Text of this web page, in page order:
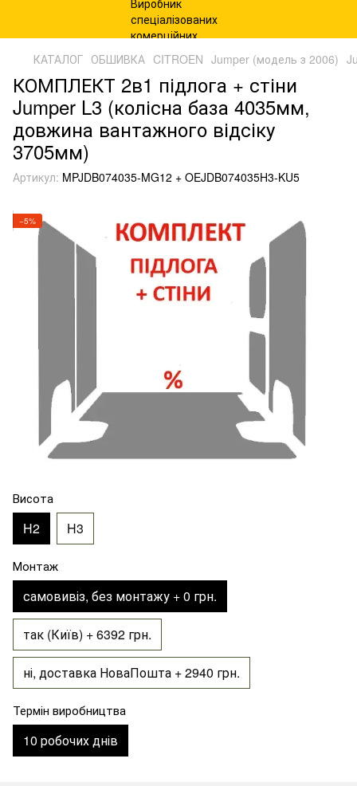
КАТАЛОГ ОБШИВКА CITROEN Jumper (модель з 2006)
КОМПЛЕКТ 2в1 підлога + стіни
Jumper L3 (колісна база 4035мм,
довжина вантажного відсіку
3705мм)
Артикул: MPJDB074035-MG12 + OEJDB074035H3-KU5
−5%
Висота
H2 H3
Монтаж
самовивіз, без монтажу + 0 грн.
так (Київ) + 6392 грн.
ні, доставка НоваПошта + 2940 грн.
Термін виробництва
10 робочих днів